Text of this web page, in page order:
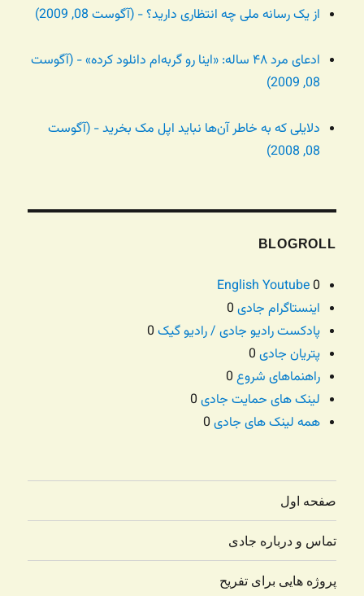
از یک رسانه ملی چه انتظاری دارید؟ - (آگوست 08, 2009)
ادعای مرد ۴۸ ساله: «اینا رو گربه‌ام دانلود کرده» - (آگوست
08, 2009)
دلایلی که به خاطر آن‌ها نباید اپل مک بخرید - (آگوست
08, 2008)
BLOGROLL
English Youtube0
اینستاگرام جادی
پادکست رادیو جادی / رادیو گیک
پتریان جادی
راهنماهای شروع
لینک های حمایت جادی
همه لینک های جادی
صفحه اول
تماس و درباره جادی
پروژه هایی برای تفریح